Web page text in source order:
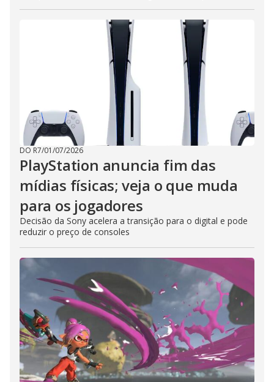
DO R7/01/07/2026
PlayStation anuncia fim das
mídias físicas; veja o que muda
para os jogadores
Decisão da Sony acelera a transição para o digital e pode
reduzir o preço de consoles